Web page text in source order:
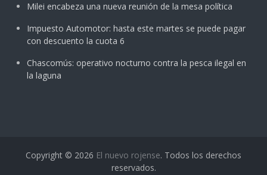
Milei encabeza una nueva reunión de la mesa política
Impuesto Automotor: hasta este martes se puede pagar
con descuento la cuota 6
Chascomús: operativo nocturno contra la pesca ilegal en
la laguna
Copyright © 2026 El nuevo rojense. Todos los derechos
reservados.